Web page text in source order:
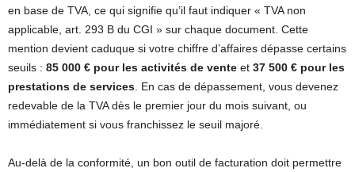
en base de TVA, ce qui signifie qu’il faut indiquer « TVA non
applicable, art. 293 B du CGI » sur chaque document. Cette
mention devient caduque si votre chiffre d’affaires dépasse certains
seuils : 85 000 € pour les activités de vente et 37 500 € pour les
prestations de services . En cas de dépassement, vous devenez
redevable de la TVA dès le premier jour du mois suivant, ou
immédiatement si vous franchissez le seuil majoré.
Au-delà de la conformité, un bon outil de facturation doit permettre